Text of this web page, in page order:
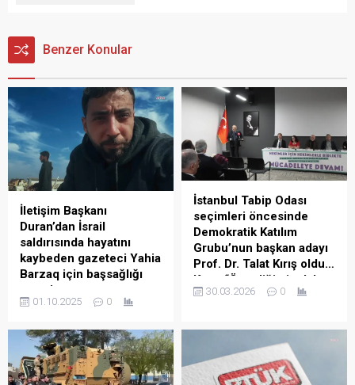
Benzer Konular
İletişim Başkanı
Duran’dan İsrail
saldırısında hayatını
kaybeden gazeteci Yahia
Barzaq için başsağlığı
mesajı
İletişim Başkanı Burhanettin
hayatını kaybeden TRT
adına Gazze’den yayın
yapan serbest gazeteci
01.10.2025 0
İstanbul Tabip Odası
seçimleri öncesinde
Demokratik Katılım
Grubu’nun başkan adayı
Prof. Dr. Talat Kırış oldu…
Kırış: “Önceliğimiz daha
fazla hekimle
İstanbul Tabip
Odası’nın (İTO) 19 Nisan’da
gerçekleşecek seçim öncesi
Demokratik Katılım
30.03.2026 0